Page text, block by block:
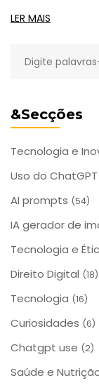
&Secções
Tecnologia e
Uso do ChatGPT
AI prompts (54)
IA gerador de
Tecnologia e
Direito Digital (18)
Tecnologia (16)
Curiosidades (6)
Chatgpt use (2)
Saúde e
rápida, segura e
LER MAIS